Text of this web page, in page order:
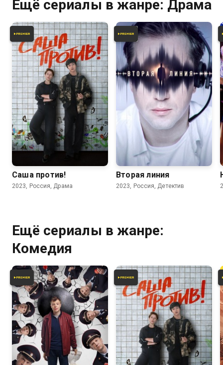
Ещё сериалы в жанре: Драма
6.4
Саша против!
2023, Россия, Драма
6.0
Вторая линия
2023, Россия, Детектив
Ещё сериалы в жанре:
Комедия